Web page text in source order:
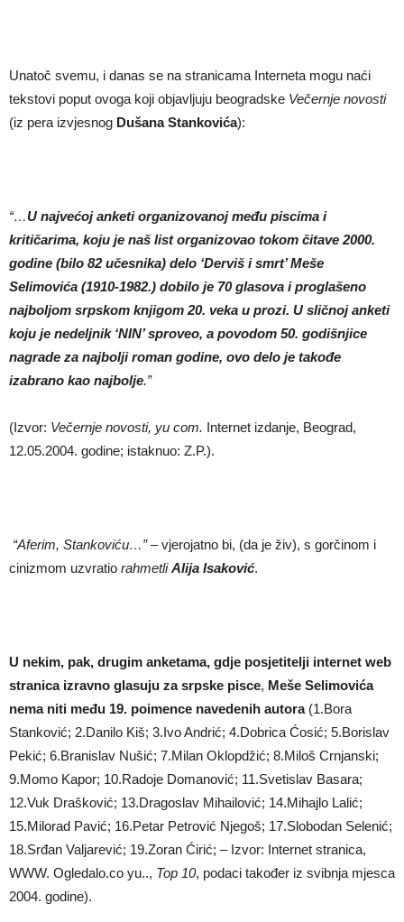
Unatoč svemu, i danas se na stranicama Interneta mogu naći
tekstovi poput ovoga koji objavljuju beogradske Večernje novosti
(iz pera izvjesnog Dušana Stankovića):
“…U najvećoj anketi organizovanoj među piscima i
kritičarima, koju je naš list organizovao tokom čitave 2000.
godine (bilo 82 učesnika) delo ‘Derviš i smrt’ Meše
Selimovića (1910-1982.) dobilo je 70 glasova i proglašeno
najboljom srpskom knjigom 20. veka u prozi. U sličnoj anketi
koju je nedeljnik ‘NIN’ sproveo, a povodom 50. godišnjice
nagrade za najbolji roman godine, ovo delo je takođe
izabrano kao najbolje.”
(Izvor: Večernje novosti, yu com. Internet izdanje, Beograd,
12.05.2004. godine; istaknuo: Z.P.).
“Aferim, Stankoviću…”– vjerojatno bi, (da je živ), s gorčinom i
cinizmom uzvratio rahmetliAlija Isaković.
U nekim, pak, drugim anketama, gdje posjetitelji internet web
stranica izravno glasuju za srpske pisce, Meše Selimovića
nema niti među 19. poimence navedenih autora(1.Bora
Stanković; 2.Danilo Kiš; 3.Ivo Andrić; 4.Dobrica Ćosić; 5.Borislav
Pekić; 6.Branislav Nušić; 7.Milan Oklopdžić; 8.Miloš Crnjanski;
9.Momo Kapor; 10.Radoje Domanović; 11.Svetislav Basara;
12.Vuk Drašković; 13.Dragoslav Mihailović; 14.Mihajlo Lalić;
15.Milorad Pavić; 16.Petar Petrović Njegoš; 17.Slobodan Selenić;
18.Srđan Valjarević; 19.Zoran Ćirić; – Izvor: Internet stranica,
WWW. Ogledalo.co yu.., Top 10, podaci također iz svibnja mjesca
2004. godine).